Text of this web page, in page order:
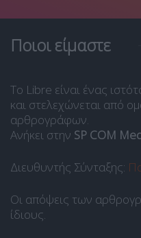
Ποιοι είμαστε
Το Libre είναι ένας
και στελεχώνεται από
αρθρογράφων.
Ανήκει στην SP COM
Διευθυντής Σύνταξης:
Οι απόψεις των
ίδιους.